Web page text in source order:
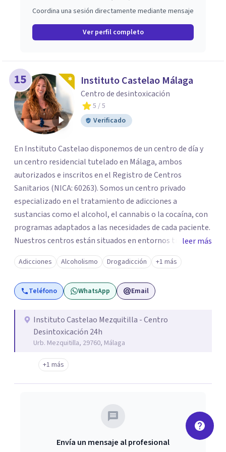
Coordina una sesión directamente mediante mensaje
Ver perfil completo
15 Instituto Castelao Málaga
Centro de desintoxicación
5 / 5
Verificado
En Instituto Castelao disponemos de un centro de día y
un centro residencial tutelado en Málaga, ambos
autorizados e inscritos en el Registro de Centros
Sanitarios (NICA: 60263). Somos un centro privado
especializado en el tratamiento de adicciones a
sustancias como el alcohol, el cannabis o la cocaína, con
programas adaptados a las necesidades de cada paciente.
Nuestros centros están situados en entornos tranquilos
y semirurales, lo que favorece la desconexión de los
lugares asociados al consumo y permite centrarse en la
recuperación. Ofrecemos tratamiento ambulatorio, con
terapias individuales y de grupo en horario de mañana y
quienes necesitan un entorno más estructurado. Además,
damos un papel fundamental a la familia y a la pareja del
paciente, integrándolas en el proceso de recuperación
mediante terapias de pareja y de familia semanales, lo
que refuerza la red de apoyo y facilita la reinserción social.
En Instituto Castelao encontrarás un tratamiento
conductual sistémica y en la motivación constante para
lograr una vida libre de adicciones.
leer más
Adicciones Alcoholismo Drogadicción +1 más
Teléfono WhatsApp Email
Instituto Castelao Mezquitilla - Centro
Desintoxicación 24h
Urb. Mezquitilla, 29760, Málaga
+1 más
Envía un mensaje al profesional